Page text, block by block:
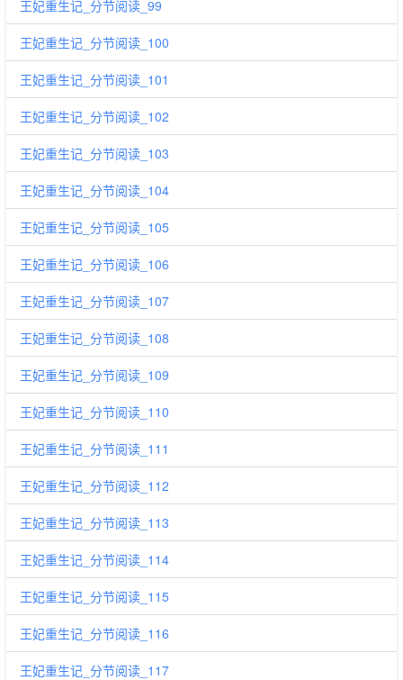
王妃重生记_分节阅读_99
王妃重生记_分节阅读_100
王妃重生记_分节阅读_101
王妃重生记_分节阅读_102
王妃重生记_分节阅读_103
王妃重生记_分节阅读_104
王妃重生记_分节阅读_105
王妃重生记_分节阅读_106
王妃重生记_分节阅读_107
王妃重生记_分节阅读_108
王妃重生记_分节阅读_109
王妃重生记_分节阅读_110
王妃重生记_分节阅读_111
王妃重生记_分节阅读_112
王妃重生记_分节阅读_113
王妃重生记_分节阅读_114
王妃重生记_分节阅读_115
王妃重生记_分节阅读_116
王妃重生记_分节阅读_117